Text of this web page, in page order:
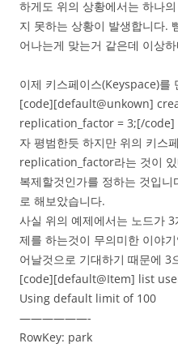
하게도 위의 상황에서는 하나
지 못하는 상황이 발생합니다.
어나는게 맞는거 같은데 이상
이제 키스페이스(Keyspace)를
[code][default@unkown]
replication_factor = 3;[/code]
자 평범한듯 하지만 위의 키스
replication_factor라는 것이
복제할것인가를 정하는 것입
로 해보았습니다.
사실 위의 예제에서는 노드가
제를 하는것이 무의미한 이야
어날것으로 기대하기 때문에 3
[code][default@Item] list
Using default limit of 100
——————-
RowKey: park